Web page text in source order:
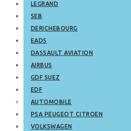
LEGRAND
SEB
DERICHEBOURG
EADS
DASSAULT AVIATION
AIRBUS
GDF SUEZ
EDF
AUTOMOBILE
PSA PEUGEOT CITROEN
VOLKSWAGEN